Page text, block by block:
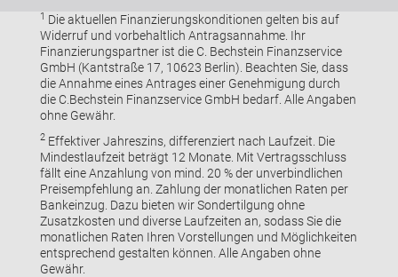
1 Die aktuellen Finanzierungskonditionen gelten bis auf
Widerruf und vorbehaltlich Antragsannahme. Ihr
Finanzierungspartner ist die C. Bechstein Finanzservice
GmbH (Kantstraße 17, 10623 Berlin). Beachten Sie, dass
die Annahme eines Antrages einer Genehmigung durch
die C.Bechstein Finanzservice GmbH bedarf. Alle Angaben
ohne Gewähr.
2Effektiver Jahreszins, differenziert nach Laufzeit. Die
Mindestlaufzeit beträgt 12 Monate. Mit Vertragsschluss
fällt eine Anzahlung von mind. 20 % der unverbindlichen
Preisempfehlung an. Zahlung der monatlichen Raten per
Bankeinzug. Dazu bieten wir Sondertilgung ohne
Zusatzkosten und diverse Laufzeiten an, sodass Sie die
monatlichen Raten Ihren Vorstellungen und Möglichkeiten
entsprechend gestalten können. Alle Angaben ohne
Gewähr.